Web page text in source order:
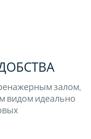
залом,
видом идеально